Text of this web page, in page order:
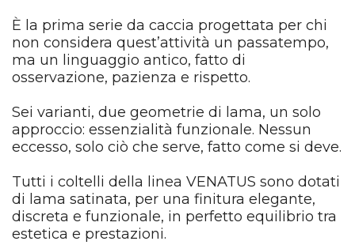
È la prima serie da caccia progettata per chi
non considera quest’attività un passatempo,
ma un linguaggio antico, fatto di
osservazione, pazienza e rispetto.
Sei varianti, due geometrie di lama, un solo
approccio: essenzialità funzionale. Nessun
eccesso, solo ciò che serve, fatto come si deve.
Tutti i coltelli della linea VENATUS sono dotati
di lama satinata, per una finitura elegante,
discreta e funzionale, in perfetto equilibrio tra
estetica e prestazioni.